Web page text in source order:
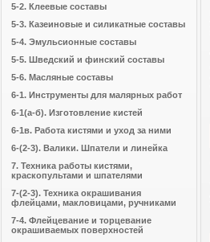
5-2. Клеевые составы
5-3. Казеиновые и силикатные составы
5-4. Эмульсионные составы
5-5. Шведский и финский составы
5-6. Масляные составы
6-1. Инструменты для малярных работ
6-1(а-б). Изготовление кистей
6-1в. Работа кистями и уход за ними
6-(2-3). Валики. Шпатели и линейка
7. Техника работы кистями,
краскопультами и шпателями
7-(2-3). Техника окрашивания
флейцами, макловицами, ручниками
7-4. Флейцевание и торцевание
окрашиваемых поверхностей